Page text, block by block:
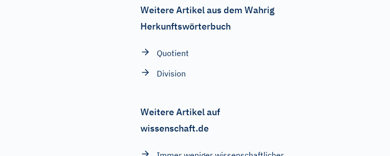
Weitere Artikel aus dem Wahrig
Herkunftswörterbuch
Quotient
Division
Weitere Artikel auf
wissenschaft.de